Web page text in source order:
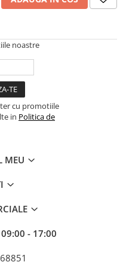
noastre
cu promotiile
in Politica de
MEU
09:00 - 17:00